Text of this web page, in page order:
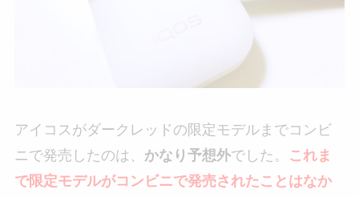
アイコスがダークレッドの限定モデルまでコンビ
ニで発売したのは、 かなり予想外でした。
これま
で限定モデルがコンビニで発売されたことはなか